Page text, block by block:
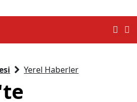
Yerel Haberler